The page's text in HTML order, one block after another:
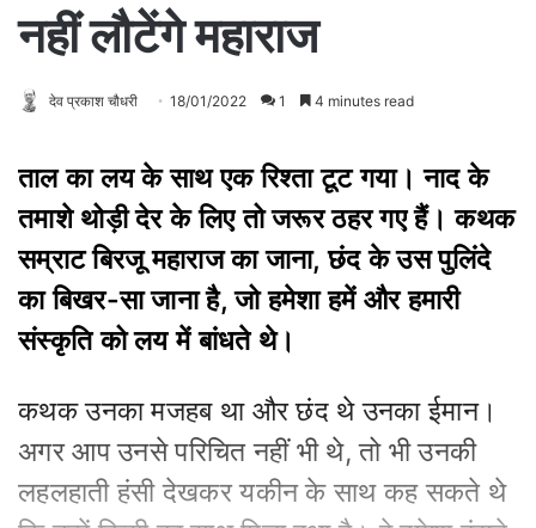
नहीं लौटेंगे महाराज
देव प्रकाश चौधरी 18/01/2022 1 4 minutes read
ताल का लय के साथ एक रिश्ता टूट गया। नाद के
तमाशे थोड़ी देर के लिए तो जरूर ठहर गए हैं। कथक
सम्राट बिरजू महाराज का जाना, छंद के उस पुलिंदे
का बिखर-सा जाना है, जो हमेशा हमें और हमारी
संस्कृति को लय में बांधते थे।
कथक उनका मजहब था और छंद थे उनका ईमान।
अगर आप उनसे परिचित नहीं भी थे, तो भी उनकी
लहलहाती हंसी देखकर यकीन के साथ कह सकते थे